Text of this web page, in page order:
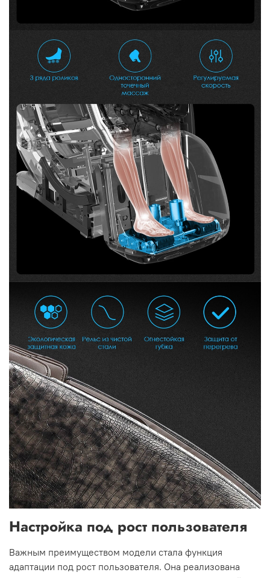
Настройка под рост пользователя
Важным преимуществом модели стала функция
адаптации под рост пользователя. Она реализована